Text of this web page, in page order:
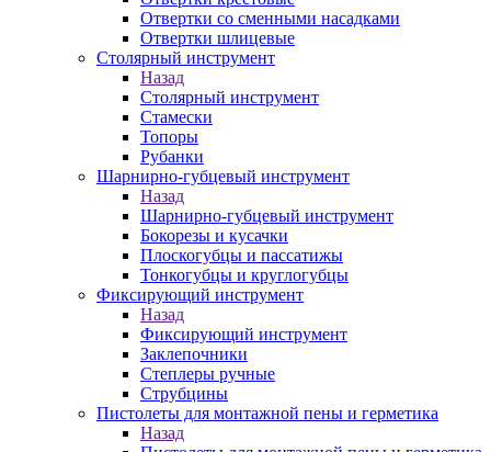
Отвертки со сменными насадками
Отвертки шлицевые
Столярный инструмент
Назад
Столярный инструмент
Стамески
Топоры
Рубанки
Шарнирно-губцевый инструмент
Назад
Шарнирно-губцевый инструмент
Бокорезы и кусачки
Плоскогубцы и пассатижы
Тонкогубцы и круглогубцы
Фиксирующий инструмент
Назад
Фиксирующий инструмент
Заклепочники
Степлеры ручные
Струбцины
Пистолеты для монтажной пены и герметика
Назад